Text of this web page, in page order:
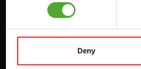
Deny
FLACHE BÄNKE
UMLENKSTATIONEN